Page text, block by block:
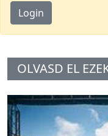
Login
OLVASD EL